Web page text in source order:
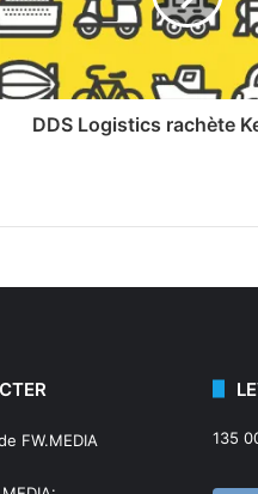
DDS Logistics rachète
FW.MEDIA 135